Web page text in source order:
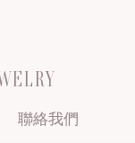
聯絡我們